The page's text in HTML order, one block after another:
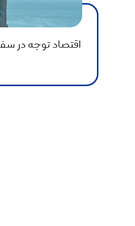
اقتصاد توجه در